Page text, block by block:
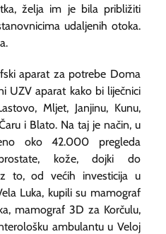
želja im je bila približiti
udaljenih otoka.
aparat za potrebe Doma
UZV aparat kako bi liječnici
Mljet, Janjinu, Kunu,
i Blato. Na taj je način, u
oko 42.000 pregleda
kože, dojki do
to, od većih investicija u
Luka, kupili su mamograf
mamograf 3D za Korčulu,
ambulantu u Veloj